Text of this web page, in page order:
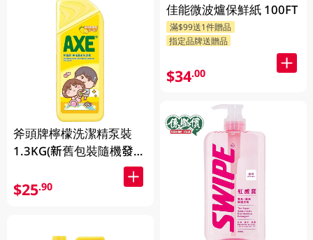
斧頭牌檸檬洗潔精泵裝
1.3KG(新舊包裝隨機發
$25.90
佳能微波爐保鮮紙 100FT
滿$99送1件贈品
指定品牌送贈品
$34.00